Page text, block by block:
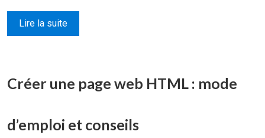
Lire la suite
Créer une page web HTML : mode
d’emploi et conseils